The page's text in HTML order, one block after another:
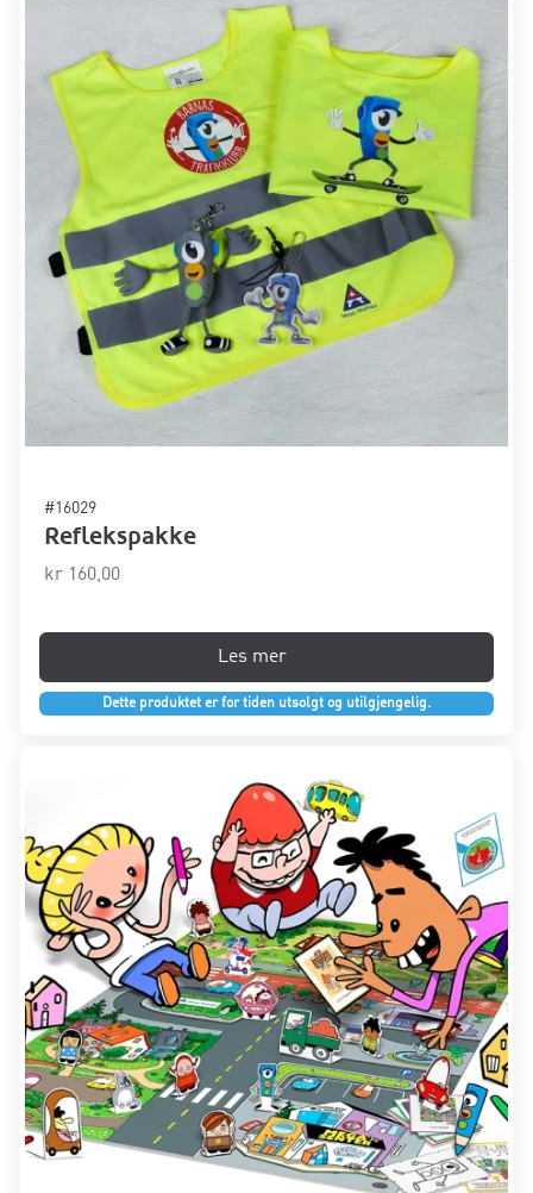
#16029
Reflekspakke
kr 160,00
Les mer
Dette produktet er for tiden utsolgt og utilgjengelig.